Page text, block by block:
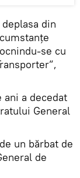
din
se cu
a decedat
General
un bărbat de
de